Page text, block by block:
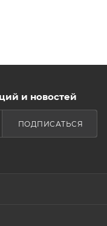
и новостей
ПОДПИСАТЬСЯ